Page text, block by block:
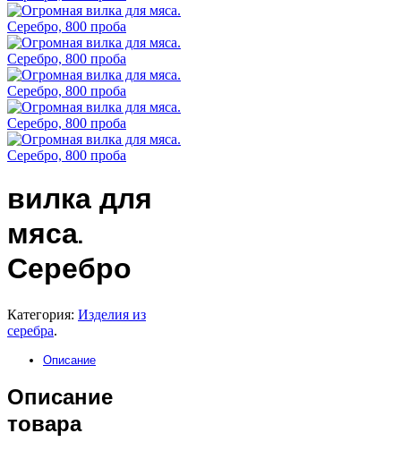
вилка для
мяса.
Серебро
Категория: Изделия из
серебра.
Описание
Описание
товара